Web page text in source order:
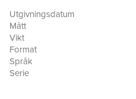
model and faces a real bloody
fresh nightmares for the
Utgivningsdatum
Mått
Vikt
Format
Språk
Serie